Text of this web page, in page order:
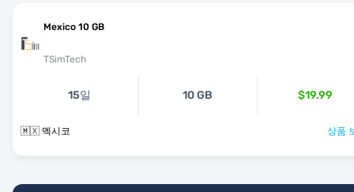
Mexico 10 GB
TSimTech
15일 10 GB $19.99
🇲🇽 멕시코 상품